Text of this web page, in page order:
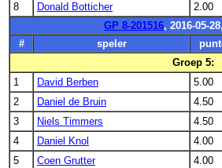
8
Donald Botticher 2.00
GP 8-201516, 2016-05-
#
speler
Groep 5:
1
David Berben 5.00
2
Daniel de Bruin 4.50
3
Niels Timmers 4.50
4
Daniel Knol 4.00
5
Coen Grutter 4.00